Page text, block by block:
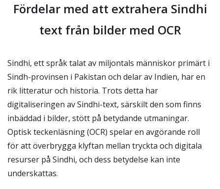
Fördelar med att extrahera Sindhi
text från bilder med OCR
Sindhi, ett språk talat av miljontals människor primärt i
Sindh-provinsen i Pakistan och delar av Indien, har en
rik litteratur och historia. Trots detta har
digitaliseringen av Sindhi-text, särskilt den som finns
inbäddad i bilder, stött på betydande utmaningar.
Optisk teckenläsning (OCR) spelar en avgörande roll
för att överbrygga klyftan mellan tryckta och digitala
resurser på Sindhi, och dess betydelse kan inte
underskattas.